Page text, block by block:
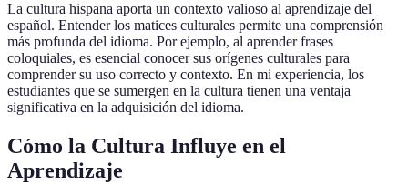
La cultura hispana aporta un contexto valioso al aprendizaje del
español. Entender los matices culturales permite una comprensión
más profunda del idioma. Por ejemplo, al aprender frases
coloquiales, es esencial conocer sus orígenes culturales para
comprender su uso correcto y contexto. En mi experiencia, los
estudiantes que se sumergen en la cultura tienen una ventaja
significativa en la adquisición del idioma.
Cómo la Cultura Influye en el
Aprendizaje